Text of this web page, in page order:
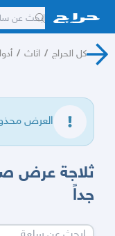
كل الحراج / اثاث /
العرض
ثلاجة عرض
جداً